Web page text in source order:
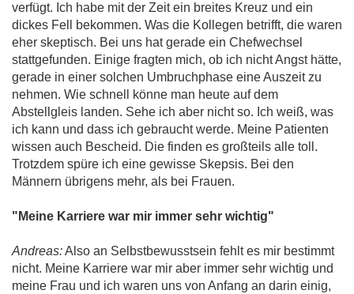
verfügt. Ich habe mit der Zeit ein breites Kreuz und ein
dickes Fell bekommen. Was die Kollegen betrifft, die waren
eher skeptisch. Bei uns hat gerade ein Chefwechsel
stattgefunden. Einige fragten mich, ob ich nicht Angst hätte,
gerade in einer solchen Umbruchphase eine Auszeit zu
nehmen. Wie schnell könne man heute auf dem
Abstellgleis landen. Sehe ich aber nicht so. Ich weiß, was
ich kann und dass ich gebraucht werde. Meine Patienten
wissen auch Bescheid. Die finden es großteils alle toll.
Trotzdem spüre ich eine gewisse Skepsis. Bei den
Männern übrigens mehr, als bei Frauen.
"Meine Karriere war mir immer sehr wichtig"
Andreas:Also an Selbstbewusstsein fehlt es mir bestimmt
nicht. Meine Karriere war mir aber immer sehr wichtig und
meine Frau und ich waren uns von Anfang an darin einig,